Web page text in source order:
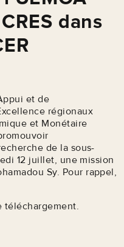
dans
et de
régionaux
et Monétaire
de la sous-
12 juillet, une mission
Sy. Pour rappel,
téléchargement.